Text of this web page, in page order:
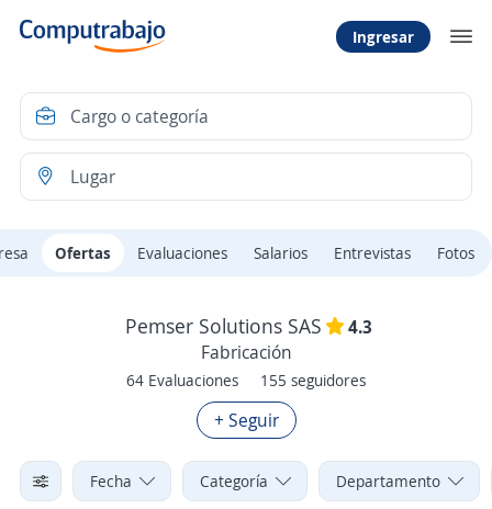
Ingresar
Ofertas Evaluaciones Salarios Entrevistas Fotos
Pemser Solutions SAS
4.3
Fabricación
64 Evaluaciones 155 seguidores
+ Seguir
Fecha Categoría Departamento